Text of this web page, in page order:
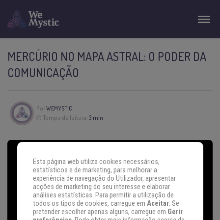
MERCÚRIO NO MAPA ASTRAL: O PODER DA
COMUNICAÇÃO
PorWEMYSTIC
Tempo de leitura: 3 min
Esta página web utiliza cookies necessários,
estatísticos e de marketing, para melhorar a
experiência de navegação do Utilizador, apresentar
acções de marketing do seu interesse e elaborar
análises estatísticas. Para permitir a utilização de
todos os tipos de cookies, carregue em Aceitar. Se
pretender escolher apenas alguns, carregue em Gerir